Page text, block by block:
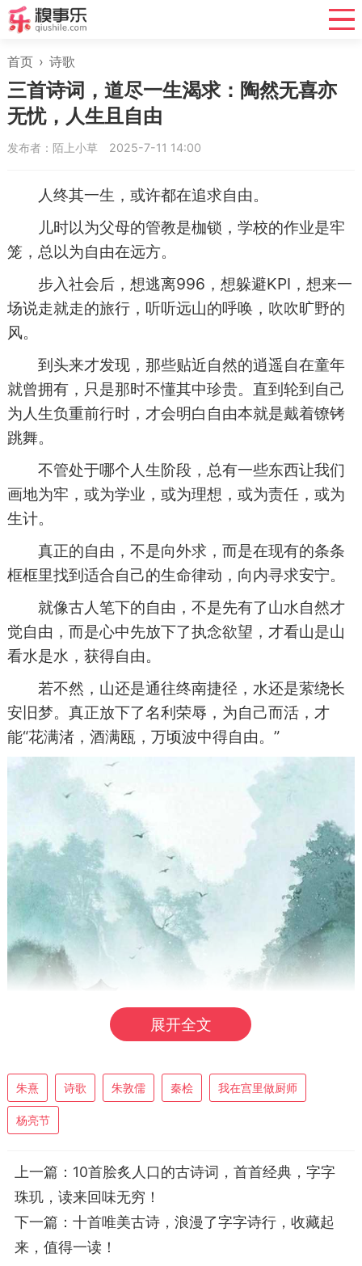
首页 › 诗歌
三首诗词，道尽一生渴求：陶然无喜亦
无忧，人生且自由
发布者：陌上小草 2025-7-11 14:00
人终其一生，或许都在追求自由。
儿时以为父母的管教是枷锁，学校的作业是牢
笼，总以为自由在远方。
步入社会后，想逃离996，想躲避KPI，想来一
场说走就走的旅行，听听远山的呼唤，吹吹旷野的
风。
到头来才发现，那些贴近自然的逍遥自在童年
就曾拥有，只是那时不懂其中珍贵。直到轮到自己
为人生负重前行时，才会明白自由本就是戴着镣铐
跳舞。
不管处于哪个人生阶段，总有一些东西让我们
画地为牢，或为学业，或为理想，或为责任，或为
生计。
真正的自由，不是向外求，而是在现有的条条
框框里找到适合自己的生命律动，向内寻求安宁。
就像古人笔下的自由，不是先有了山水自然才
觉自由，而是心中先放下了执念欲望，才看山是山
看水是水，获得自由。
若不然，山还是通往终南捷径，水还是萦绕长
安旧梦。真正放下了名利荣辱，为自己而活，才
能“花满渚，酒满瓯，万顷波中得自由。”
风月平生意，江湖自在身。
展开全文
朱熹 诗歌 朱敦儒 秦桧 我在宫里做厨师
杨亮节
上一篇： 10首脍炙人口的古诗词，首首经典，字字
珠玑，读来回味无穷！
下一篇： 十首唯美古诗，浪漫了字字诗行，收藏起
来，值得一读！